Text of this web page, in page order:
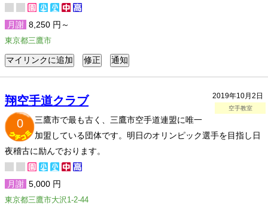
月謝 8,250 円～
東京都三鷹市
2019年10月2日
空手教室
翔空手道クラブ
0
三鷹市で最も古く、三鷹市空手道連盟に唯一
加盟している団体です。明日のオリンピック選手を目指し日
夜稽古に励んでおります。
月謝 5,000 円
東京都三鷹市大沢1-2-44